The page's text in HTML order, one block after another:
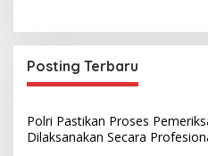
Posting Terbaru
Polri Pastikan Proses
Dilaksanakan Secara